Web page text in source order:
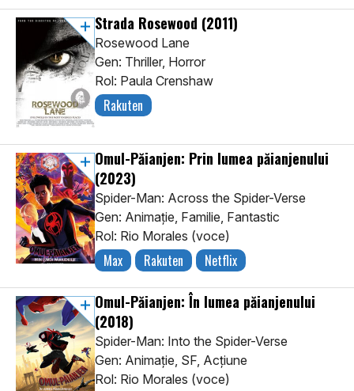
Strada Rosewood (2011)
Rosewood Lane
Gen: Thriller, Horror
Rol: Paula Crenshaw
Rakuten
Omul-Păianjen: Prin lumea păianjenului
(2023)
Spider-Man: Across the Spider-Verse
Gen: Animaţie, Familie, Fantastic
Rol: Rio Morales (voce)
Max Rakuten Netflix
Omul-Păianjen: În lumea păianjenului
(2018)
Spider-Man: Into the Spider-Verse
Gen: Animaţie, SF, Acţiune
Rol: Rio Morales (voce)